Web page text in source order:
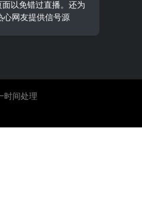
面以免错过直播。还为
心网友提供信号源
时间处理